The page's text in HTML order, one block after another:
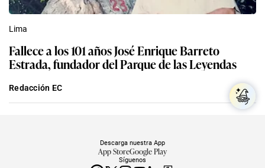
Lima
Fallece a los 101 años José Enrique Barreto
Estrada, fundador del Parque de las Leyendas
Redacción EC
Síguenos
Descarga nuestra App
App StoreGoogle Play